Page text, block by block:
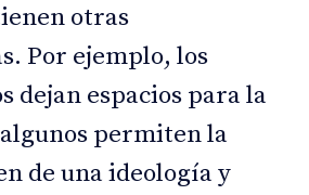
otras
Por ejemplo, los
dejan espacios para la
permiten la
de una ideología y